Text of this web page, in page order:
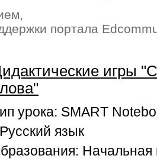
портала
игры
урока: SMART
Русский язык
Начальная